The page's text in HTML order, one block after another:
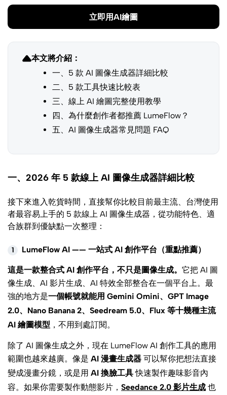
立即用AI繪圖
本文將介紹：
一、5 款 AI 圖像生成器詳細比較
二、5 款工具快速比較表
三、線上 AI 繪圖完整使用教學
四、為什麼創作者都推薦 LumeFlow？
五、AI 圖像生成器常見問題 FAQ
一、2026 年 5 款線上 AI 圖像生成器詳細比較
接下來進入乾貨時間，直接幫你比較目前最主流、台灣使用
者最容易上手的 5 款線上 AI 圖像生成器，從功能特色、適
合族群到優缺點一次整理：
1 LumeFlow AI —— 一站式 AI 創作平台（重點推薦）
這是一款整合式 AI 創作平台，不只是圖像生成。 它把 AI 圖
像生成、AI 影片生成、AI 特效全部整合在一個平台上。最
強的地方是一個帳號就能用 Gemini Omini、GPT Image
2.0、Nano Banana 2、Seedream 5.0、Flux 等十幾種主流
AI 繪圖模型 ，不用到處訂閱。
除了 AI 圖像生成之外，現在 LumeFlow AI 創作工具的應用
範圍也越來越廣。像是 AI 漫畫生成器 可以幫你把想法直接
變成漫畫分鏡，或是用 AI 換臉工具快速製作趣味影音內
容。如果你需要製作動態影片， Seedance 2.0 影片生成 也